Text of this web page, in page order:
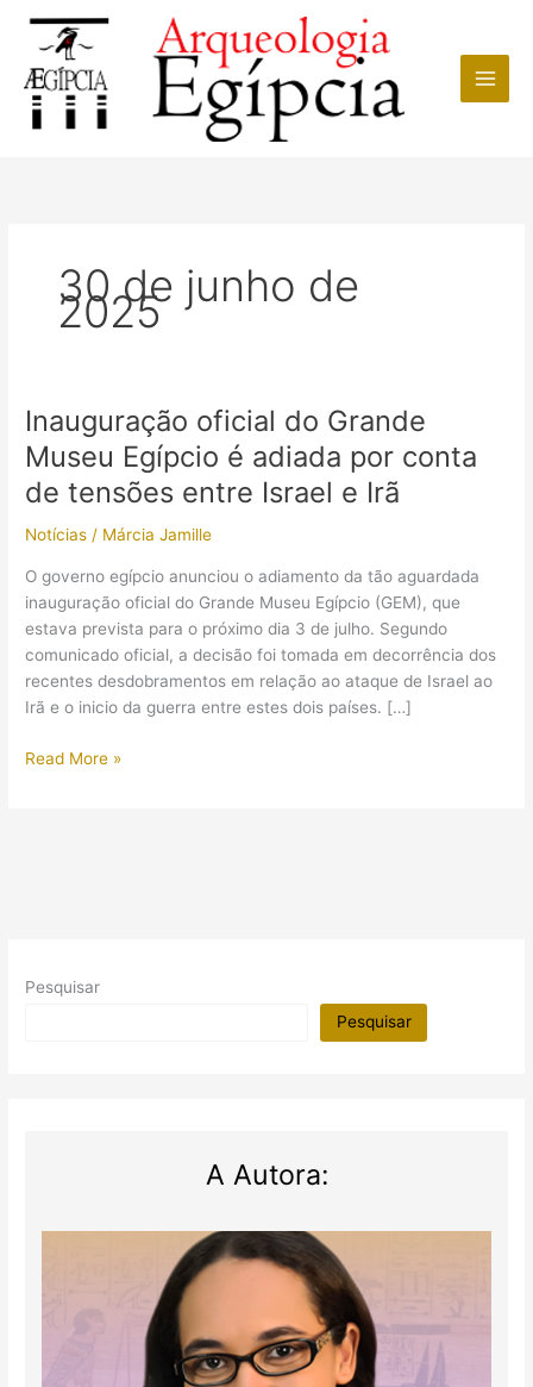
conteúdo
30 de junho de
2025
Inauguração oficial do Grande
Museu Egípcio é adiada por conta
de tensões entre Israel e Irã
Notícias / Márcia Jamille
O governo egípcio anunciou o adiamento da tão aguardada
inauguração oficial do Grande Museu Egípcio (GEM), que
estava prevista para o próximo dia 3 de julho. Segundo
comunicado oficial, a decisão foi tomada em decorrência dos
recentes desdobramentos em relação ao ataque de Israel ao
Irã e o inicio da guerra entre estes dois países. […]
Inauguração
conta
Read More »
Pesquisar
Pesquisar
A Autora: